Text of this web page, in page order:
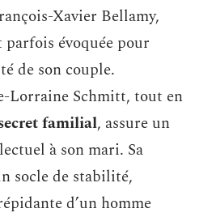
Xavier Bellamy,
parfois évoquée pour
de son couple.
Lorraine Schmitt, tout en
familial, assure un
à son mari. Sa
socle de stabilité,
d’un homme